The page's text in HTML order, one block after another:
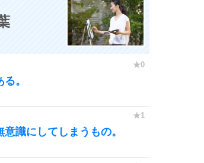
。
識にしてしまうもの。